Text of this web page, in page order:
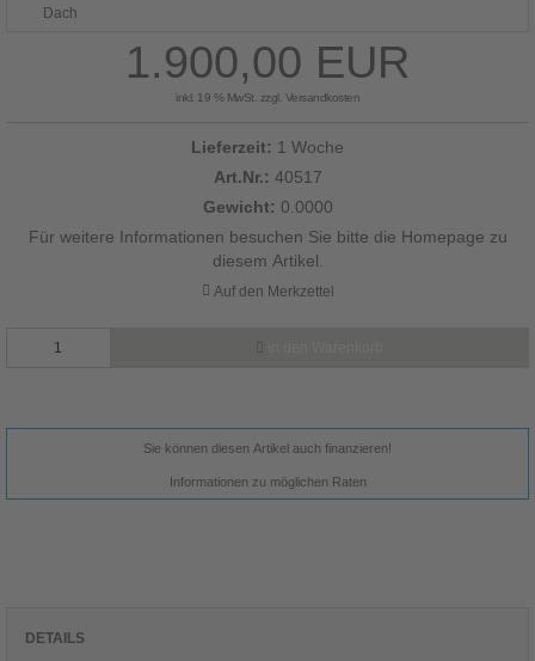
1.900,00 EUR
inkl. 19 % MwSt. zzgl. Versandkosten
Lieferzeit: 1 Woche
Art.Nr.: 40517
Gewicht: 0.0000
Für weitere Informationen besuchen Sie bitte die Homepage zu
diesem Artikel.
Sie können diesen Artikel auch finanzieren!
Informationen zu möglichen Raten
DETAILS